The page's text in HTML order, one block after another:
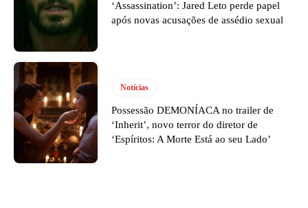
‘Assassination’: Jared Leto perde papel
após novas acusações de assédio sexual
Notícias
Possessão DEMONÍACA no trailer de
‘Inherit’, novo terror do diretor de
‘Espíritos: A Morte Está ao seu Lado’